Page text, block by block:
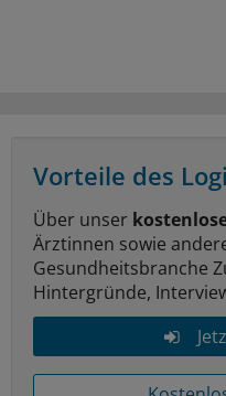
Vorteile des
Über unser
Ärztinnen sowie
Gesundheitsbranche
Hintergründe,